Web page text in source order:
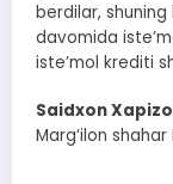
berdilar, shuning
davomida
iste’mol krediti
Saidxon
Marg‘ilon